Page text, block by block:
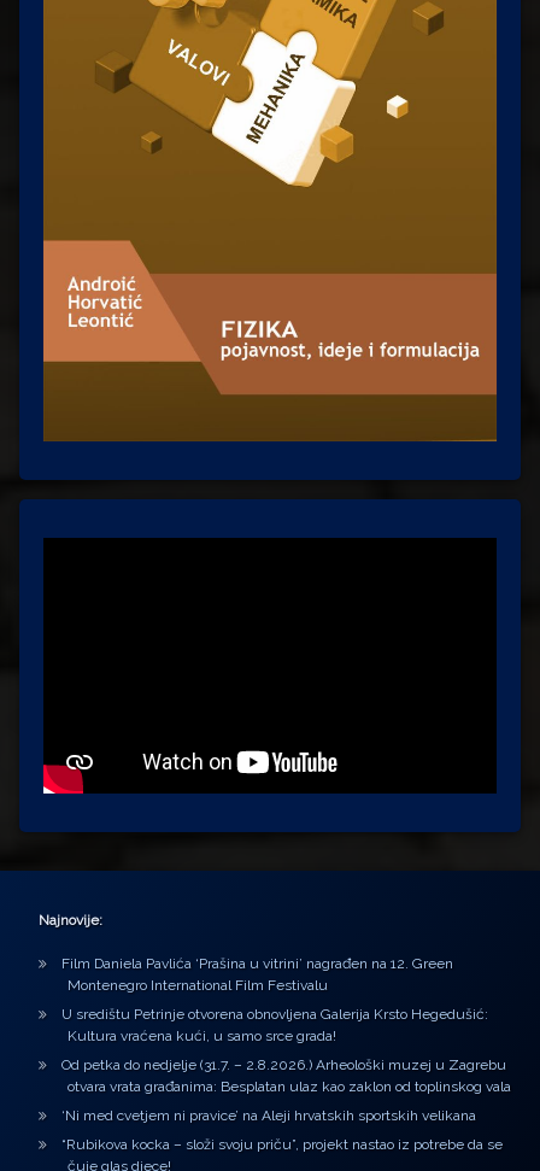
Najnovije:
Film Daniela Pavlića ‘Prašina u vitrini’ nagrađen na 12. Green
Montenegro International Film Festivalu
U središtu Petrinje otvorena obnovljena Galerija Krsto Hegedušić:
Kultura vraćena kući, u samo srce grada!
Od petka do nedjelje (31.7. – 2.8.2026.) Arheološki muzej u Zagrebu
otvara vrata građanima: Besplatan ulaz kao zaklon od toplinskog vala
‘Ni med cvetjem ni pravice’ na Aleji hrvatskih sportskih velikana
“Rubikova kocka – složi svoju priču”, projekt nastao iz potrebe da se
čuje glas djece!